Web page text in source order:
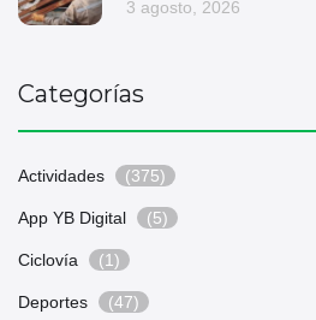
3 agosto, 2026
Categorías
Actividades (375)
App YB Digital (5)
Ciclovía (1)
Deportes (47)